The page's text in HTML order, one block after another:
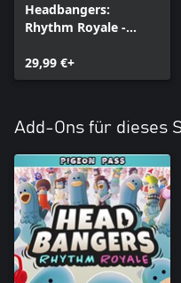
Headbangers:
Rhythm Royale -
29,99 €+
Add-Ons für dieses